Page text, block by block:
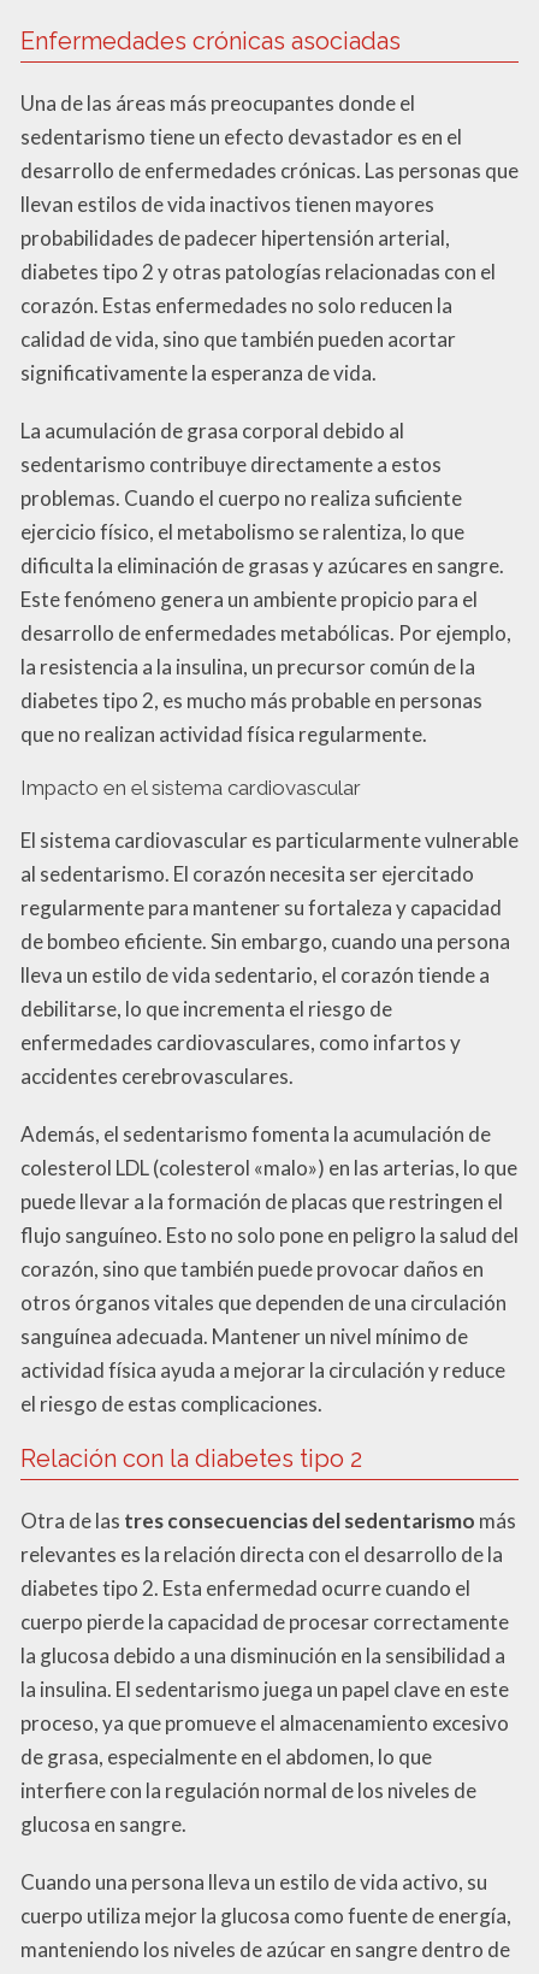
Enfermedades crónicas asociadas
Una de las áreas más preocupantes donde el
sedentarismo tiene un efecto devastador es en el
desarrollo de enfermedades crónicas. Las personas que
llevan estilos de vida inactivos tienen mayores
probabilidades de padecer hipertensión arterial,
diabetes tipo 2 y otras patologías relacionadas con el
corazón. Estas enfermedades no solo reducen la
calidad de vida, sino que también pueden acortar
significativamente la esperanza de vida.
La acumulación de grasa corporal debido al
sedentarismo contribuye directamente a estos
problemas. Cuando el cuerpo no realiza suficiente
ejercicio físico, el metabolismo se ralentiza, lo que
dificulta la eliminación de grasas y azúcares en sangre.
Este fenómeno genera un ambiente propicio para el
desarrollo de enfermedades metabólicas. Por ejemplo,
la resistencia a la insulina, un precursor común de la
diabetes tipo 2, es mucho más probable en personas
que no realizan actividad física regularmente.
Impacto en el sistema cardiovascular
El sistema cardiovascular es particularmente vulnerable
al sedentarismo. El corazón necesita ser ejercitado
regularmente para mantener su fortaleza y capacidad
de bombeo eficiente. Sin embargo, cuando una persona
lleva un estilo de vida sedentario, el corazón tiende a
debilitarse, lo que incrementa el riesgo de
enfermedades cardiovasculares, como infartos y
accidentes cerebrovasculares.
Además, el sedentarismo fomenta la acumulación de
colesterol LDL (colesterol «malo») en las arterias, lo que
puede llevar a la formación de placas que restringen el
flujo sanguíneo. Esto no solo pone en peligro la salud del
corazón, sino que también puede provocar daños en
otros órganos vitales que dependen de una circulación
sanguínea adecuada. Mantener un nivel mínimo de
actividad física ayuda a mejorar la circulación y reduce
el riesgo de estas complicaciones.
Relación con la diabetes tipo 2
Otra de las tres consecuencias del sedentarismo más
relevantes es la relación directa con el desarrollo de la
diabetes tipo 2. Esta enfermedad ocurre cuando el
cuerpo pierde la capacidad de procesar correctamente
la glucosa debido a una disminución en la sensibilidad a
la insulina. El sedentarismo juega un papel clave en este
proceso, ya que promueve el almacenamiento excesivo
de grasa, especialmente en el abdomen, lo que
interfiere con la regulación normal de los niveles de
glucosa en sangre.
Cuando una persona lleva un estilo de vida activo, su
cuerpo utiliza mejor la glucosa como fuente de energía,
manteniendo los niveles de azúcar en sangre dentro de